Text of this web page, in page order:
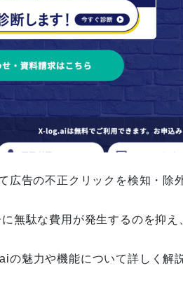
790-671/070-2495-3303
の着信はランクエストにお
いてのお電話です！
で求人掲載ができる？】i
強化
広告の不正クリックを検知・除
無駄な費用が発生するのを抑え
の魅力や機能について詳しく解